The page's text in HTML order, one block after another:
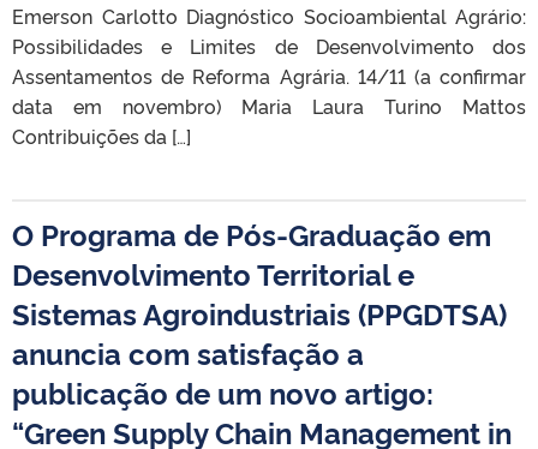
Emerson Carlotto Diagnóstico Socioambiental Agrário:
Possibilidades e Limites de Desenvolvimento dos
Assentamentos de Reforma Agrária. 14/11 (a confirmar
data em novembro) Maria Laura Turino Mattos
Contribuições da […]
O Programa de Pós-Graduação em
Desenvolvimento Territorial e
Sistemas Agroindustriais (PPGDTSA)
anuncia com satisfação a
publicação de um novo artigo:
“Green Supply Chain Management in